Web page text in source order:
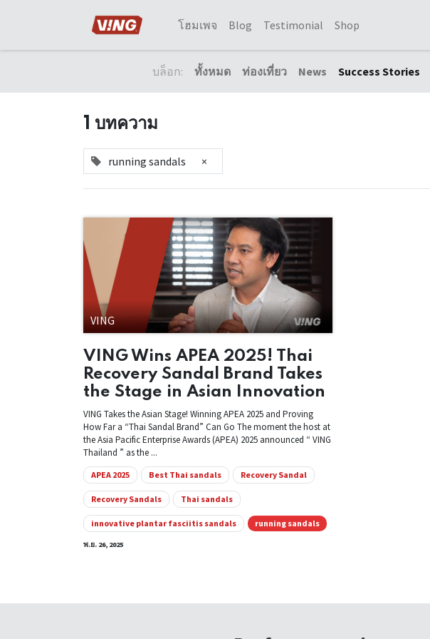
โฮมเพจ Blog Testimonial Shop
บล็อก: ทั้งหมด ท่องเที่ยว News Success Stories
1 บทความ
running sandals ×
VING
VING Wins APEA 2025! Thai
Recovery Sandal Brand Takes
the Stage in Asian Innovation
VING Takes the Asian Stage! Winning APEA 2025 and Proving
How Far a “Thai Sandal Brand” Can Go The moment the host at
the Asia Pacific Enterprise Awards (APEA) 2025 announced “ VING
Thailand ” as the ...
APEA 2025 Best Thai sandals Recovery Sandal
Recovery Sandals Thai sandals
innovative plantar fasciitis sandals running sandals
พ.ย. 26, 2025